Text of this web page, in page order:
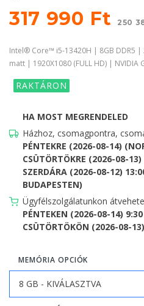
317 990 Ft
250
Intel® Core™ i5-13420H | 8GB DDR5 |
matt | 1920X1080 (FULL HD) | NVIDIA
RAKTÁRON
HA MOST MEGRENDELED
Házhoz, csomagpontra,
PÉNTEKRE (2026-08-14)
CSÜTÖRTÖKRE (2026-08-13)
SZERDÁRA (2026-08-12)
BUDAPESTEN)
Ügyfélszolgálatunkon
PÉNTEKEN (2026-08-14)
CSÜTÖRTÖKÖN (2026-08-
MEMÓRIA OPCIÓK